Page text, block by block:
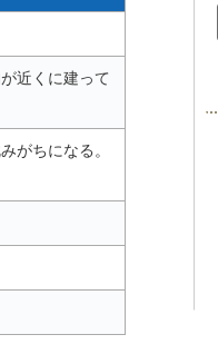
近くに建って
がちになる。